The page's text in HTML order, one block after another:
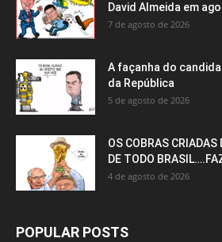
David Almeida em
7 de agosto de 2026
A façanha do
da República
5 de agosto de 2026
OS COBRAS CRIADAS
DE TODO
4 de agosto de 2026
POPULAR POSTS